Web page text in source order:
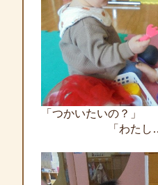
「つかいたいの？
「わたし…ほ